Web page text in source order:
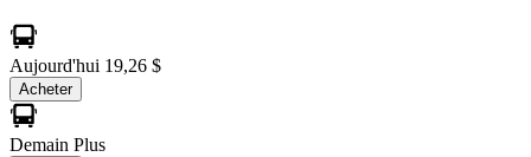
Aujourd'hui 19,26 $
Acheter
Demain Plus